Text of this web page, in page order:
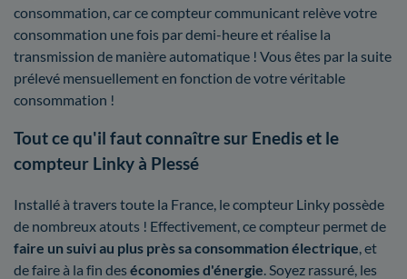
consommation, car ce compteur communicant relève votre
consommation une fois par demi-heure et réalise la
transmission de manière automatique ! Vous êtes par la suite
prélevé mensuellement en fonction de votre véritable
consommation !
Tout ce qu'il faut connaître sur Enedis et le
compteur Linky à Plessé
Installé à travers toute la France, le compteur Linky possède
de nombreux atouts ! Effectivement, ce compteur permet de
faire un suivi au plus près sa consommation électrique , et
de faire à la fin des économies d'énergie . Soyez rassuré, les